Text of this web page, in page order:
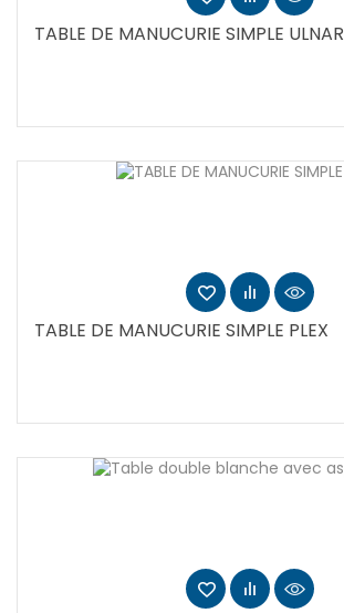
TABLE DE MANUCURIE SIMPLE ULNAR
TABLE DE MANUCURIE SIMPLE PLEX